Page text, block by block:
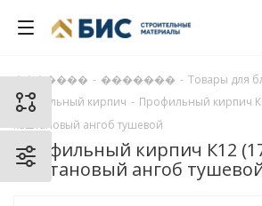
������� - ������� - Товары для
Профильный кирпич - Профильный кирпич
каштановый ангоб тушевой
Профильный кирпич К12
каштановый ангоб